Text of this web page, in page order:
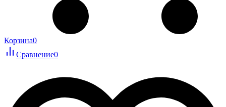
Корзина0
Сравнение0